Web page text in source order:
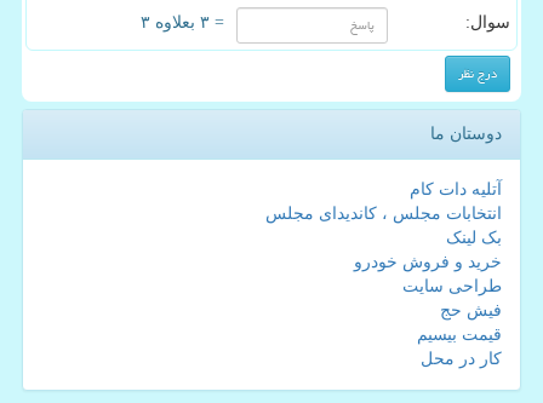
سوال: = ۳ بعلاوه ۳
دوستان ما
آتلیه دات کام
انتخابات مجلس ، کاندیدای مجلس
بک لینک
خرید و فروش خودرو
طراحی سایت
فیش حج
قیمت بیسیم
کار در محل